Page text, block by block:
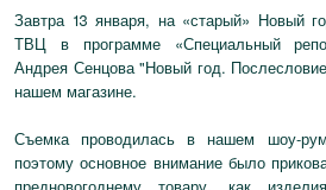
Завтра 13 января, на «старый» Новый
ТВЦ в программе «Специальный
Андрея Сенцова "Новый год.
нашем магазине.
Съемка проводилась в нашем шоу-
поэтому основное внимание было